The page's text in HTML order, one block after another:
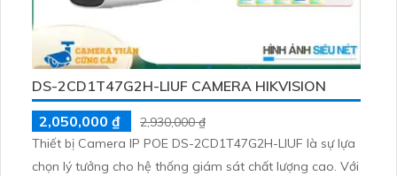
DS-2CD1T47G2H-LIUF CAMERA HIKVISION
2,050,000 ₫
2,930,000 ₫
Thiết bị Camera IP POE DS-2CD1T47G2H-LIUF là sự lựa
chọn lý tưởng cho hệ thống giám sát chất lượng cao. Với